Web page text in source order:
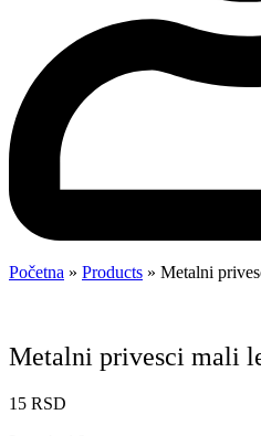
Početna » Products » Metalni
Metalni privesci mali
15 RSD